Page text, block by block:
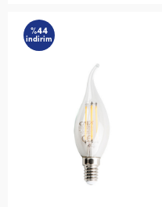
%44
indirim